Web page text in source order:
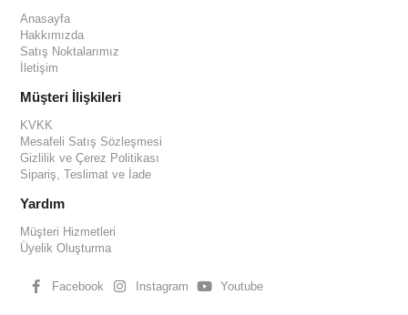
Anasayfa
Hakkımızda
Satış Noktalarımız
İletişim
Müşteri İlişkileri
KVKK
Mesafeli Satış Sözleşmesi
Gizlilik ve Çerez Politikası
Sipariş, Teslimat ve İade
Yardım
Müşteri Hizmetleri
Üyelik Oluşturma
Facebook Instagram Youtube